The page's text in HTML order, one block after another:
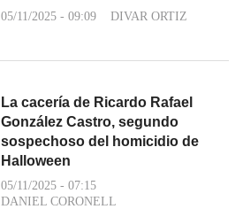
05/11/2025 - 09:09 DIVAR ORTIZ
La cacería de Ricardo Rafael
González Castro, segundo
sospechoso del homicidio de
Halloween
05/11/2025 - 07:15
DANIEL CORONELL